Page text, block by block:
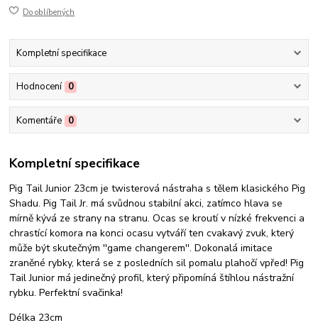
Do oblíbených
Kompletní specifikace
Hodnocení 0
Komentáře 0
Kompletní specifikace
Pig Tail Junior 23cm je twisterová nástraha s tělem klasického Pig
Shadu. Pig Tail Jr. má svůdnou stabilní akci, zatímco hlava se
mírně kývá ze strany na stranu. Ocas se kroutí v nízké frekvenci a
chrastící komora na konci ocasu vytváří ten cvakavý zvuk, který
může být skutečným ''game changerem''. Dokonalá imitace
zraněné rybky, která se z posledních sil pomalu plahočí vpřed! Pig
Tail Junior má jedinečný profil, který připomíná štíhlou nástražní
rybku. Perfektní svačinka!
Délka 23cm